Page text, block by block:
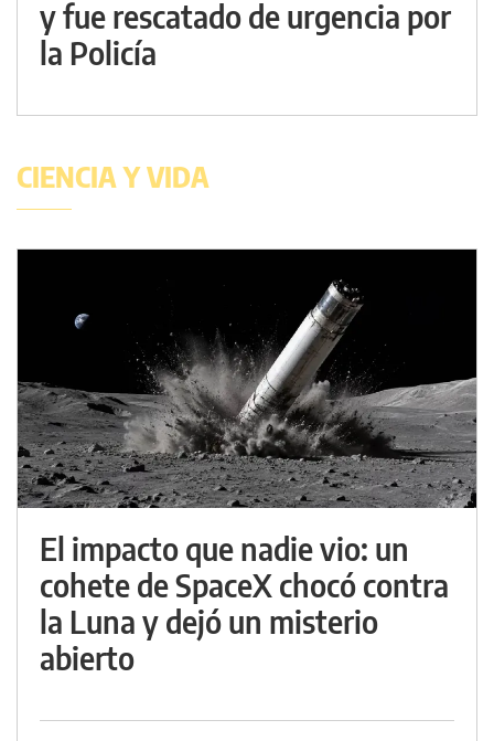
y fue rescatado de urgencia por
la Policía
CIENCIA Y VIDA
El impacto que nadie vio: un
cohete de SpaceX chocó contra
la Luna y dejó un misterio
abierto